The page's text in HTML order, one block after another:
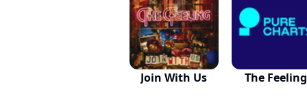
Join With Us The Feeling